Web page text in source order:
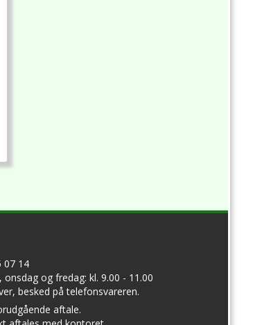
07 14
onsdag og fredag: kl. 9.00 - 11.00
besked på telefonsvareren.
aftale.